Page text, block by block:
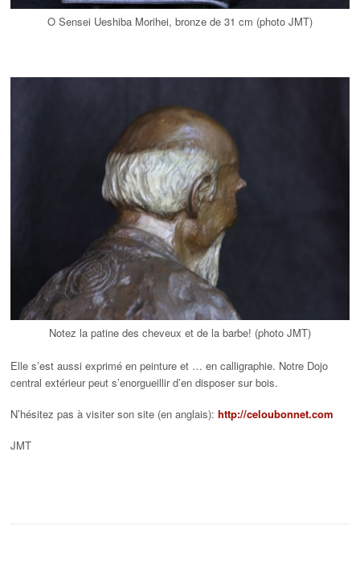
O Sensei Ueshiba Morihei, bronze de 31 cm (photo JMT)
Notez la patine des cheveux et de la barbe! (photo JMT)
Elle s’est aussi exprimé en peinture et … en calligraphie. Notre Dojo
central extérieur peut s’enorgueillir d’en disposer sur bois.
N’hésitez pas à visiter son site (en anglais):http://celoubonnet.com
JMT